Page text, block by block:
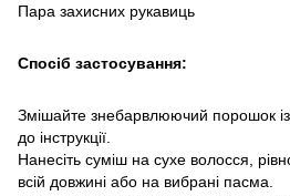
Пара захисних рукавиць
Спосіб застосування:
Змішайте знебарвлюючий порошок
до інструкції.
Нанесіть суміш на сухе волосся,
всій довжині або на вибрані пасма.